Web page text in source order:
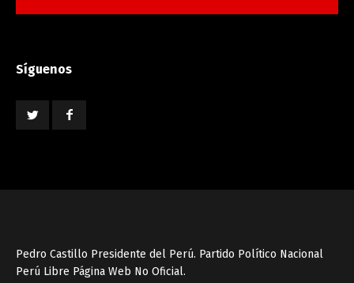
Síguenos
Pedro Castillo Presidente del Perú. Partido Político Nacional
Perú Libre Página Web No Oficial.